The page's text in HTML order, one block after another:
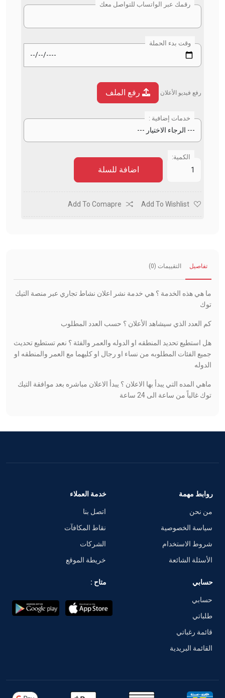
رقمك عبر الواتساب للتواصل معك
وقت بدء الحملة
رفع فيديو الأعلان رفع الملف
خدمات إضافية :
الكمية:
اضافة للسلة
Add To Wishlist
Add To Comapre
تفاصيل التقييمات (0)
ما هي هذه الخدمة ؟ هي خدمة نشر اعلان نشاط تجاري عبر منصة التيك
توك
كم العدد الذي سيشاهد الأعلان ؟ حسب العدد المطلوب
هل استطيع تحديد المنطقه او الدوله والعمر والفئة ؟ نعم تستطيع تحديث
جميع الفئات المطلوبه من نساء او رجال او كليهما مع العمر والمنطقه او
الدوله
ماهي المده التي يبدأ بها الاعلان ؟ يبدأ الاعلان مباشره بعد موافقة التيك
توك غالباً من ساعة الى 24 ساعة
روابط مهمة
من نحن
سياسة الخصوصية
شروط الاستخدام
الأسئلة الشائعة
خدمة العملاء
اتصل بنا
نقاط المكافآت
الشركات
خريطة الموقع
حسابي
حسابي
طلباتي
قائمة رغباتي
القائمة البريدية
متاح :